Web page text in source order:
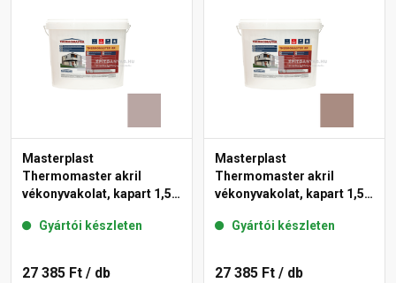
Masterplast
Thermomaster akril
vékonyvakolat, kapart 1,5
Gyártói készleten
27 385 Ft / db
Masterplast
Thermomaster akril
vékonyvakolat, kapart 1,5
Gyártói készleten
27 385 Ft / db